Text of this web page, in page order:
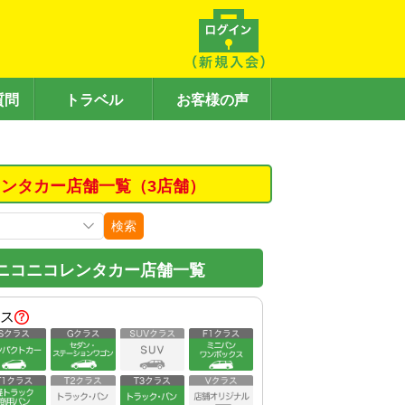
問 トラベル お客様の声
タカー店舗一覧（3店舗）
検索
コニコレンタカー店舗一覧